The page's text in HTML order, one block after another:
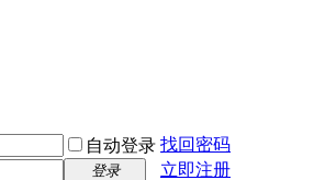
自动登录 找回密码
登录
立即注册